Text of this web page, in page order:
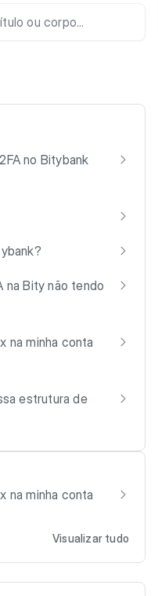
no Bitybank
na Bity não tendo
na minha conta
estrutura de
na minha conta
Visualizar tudo